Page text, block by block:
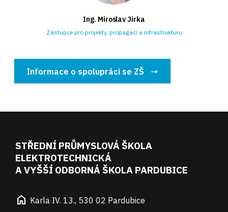
Ing. Miroslav Jirka
Zástupce pro projekty, propagaci a infrastrukturu
Informace o spolupráci se ZŠ
STŘEDNÍ PRŮMYSLOVÁ ŠKOLA
ELEKTROTECHNICKÁ
A VYŠŠÍ ODBORNÁ ŠKOLA PARDUBICE
home Karla IV. 13., 530 02 Pardubice